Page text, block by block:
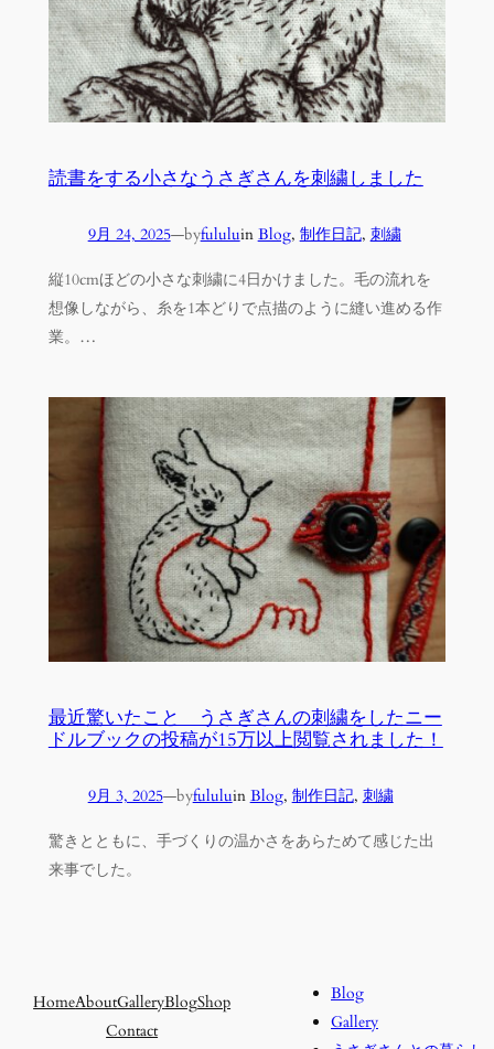
読書をする小さなうさぎさんを刺繍しました
9月 24, 2025—byfululuin Blog, 制作日記, 刺繍
縦10cmほどの小さな刺繍に4日かけました。毛の流れを
想像しながら、糸を1本どりで点描のように縫い進める作
業。…
最近驚いたこと うさぎさんの刺繍をしたニー
ドルブックの投稿が15万以上閲覧されました！
9月 3, 2025—byfululuin Blog, 制作日記, 刺繍
驚きとともに、手づくりの温かさをあらためて感じた出
来事でした。
Blog
Gallery
HomeAboutGalleryBlogShop
Contact